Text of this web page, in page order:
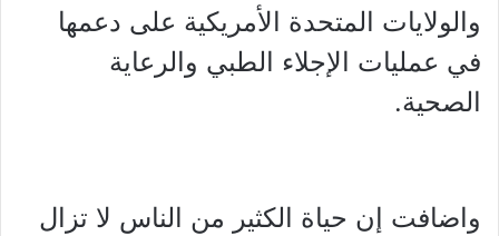
والولايات المتحدة الأمريكية على دعمها
في عمليات الإجلاء الطبي والرعاية
الصحية.
واضافت إن حياة الكثير من الناس لا تزال